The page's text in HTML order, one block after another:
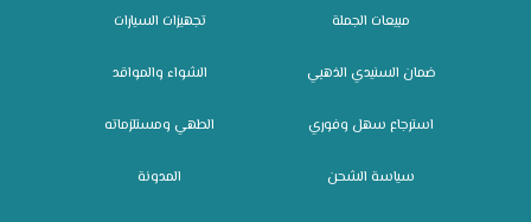
مبيعات الجملة
ضمان السنيدي الذهبي
استرجاع سهل وفوري
سياسة الشحن
تجهيزات السيارات
الشواء والمواقد
الطهي ومستلزماته
المدونة